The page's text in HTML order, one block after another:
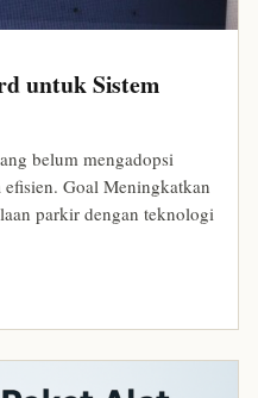
untuk Sistem
belum mengadopsi
efisien. Goal Meningkatkan
parkir dengan teknologi